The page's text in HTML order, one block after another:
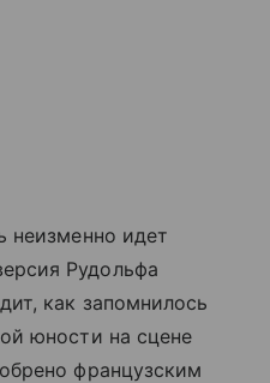
неизменно идет
Рудольфа
как запомнилось
юности на сцене
французским